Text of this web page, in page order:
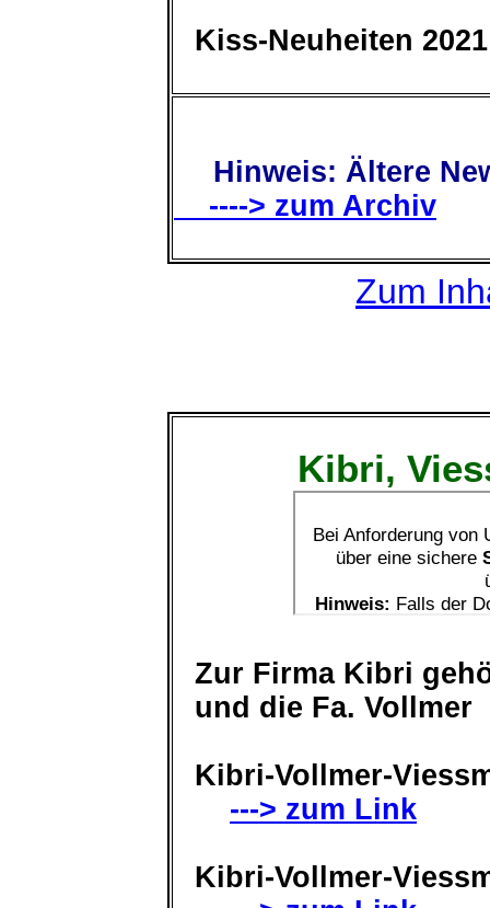
Kiss-Neuheiten
Hinweis: Ältere
----> zum Archiv
Zum
Kibri,
Zur Firma Kibri
und die Fa. Vollmer
Kibri-Vollmer-
---> zum Link
Kibri-Vollmer-